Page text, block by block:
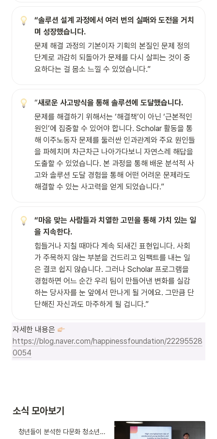
“솔루션 설계 과정에서 여러 번의 실패와 도전을 거치
며 성장했습니다.
문제 해결 과정의 기본이자 기획의 본질인 문제 정의
단계로 과감히 되돌아가 문제를 다시 살피는 것이 중
요하다는 걸 몸소 느낄 수 있었습니다.”
“새로운 사고방식을 통해 솔루션에 도달했습니다.
문제를 해결하기 위해서는 ‘해결책’이 아닌 ‘근본적인
원인’에 집중할 수 있어야 합니다. Scholar 활동을 통
해 이주노동자 문제를 둘러싼 인과관계와 주요 원인들
을 파헤치며 차근차근 나아가다보니 자연스레 해답을
도출할 수 있었습니다. 본 과정을 통해 배운 분석적 사
고와 솔루션 도달 경험을 통해 어떤 어려운 문제라도
해결할 수 있는 사고력을 얻게 되었습니다.”
“마음 맞는 사람들과 치열한 고민을 통해 가치 있는 일
을 지속한다.
힘들거나 지칠 때마다 계속 되새긴 표현입니다. 사회
가 주목하지 않는 부분을 건드리고 임팩트를 내는 일
은 결코 쉽지 않습니다. 그러나 Scholar 프로그램을
경험하면 어느 순간 우리 팀이 만들어낸 변화를 실감
하는 당사자를 눈 앞에서 만나게 될 거에요. 그만큼 단
단해진 자신과도 마주하게 될 겁니다.”
자세한 내용은
https://blog.naver.com/happinessfoundation/22295528
0054
소식 모아보기
청년들이 분석한 다문화 청소년의 급식 선택권, 인니 싱글맘의 빈곤 문제는